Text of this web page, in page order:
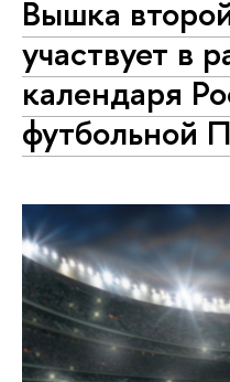
Вышка
участвует в
календаря
футбольной